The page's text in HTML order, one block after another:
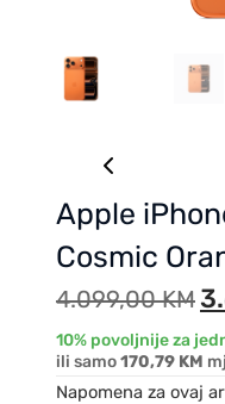
Apple
Cosmic
4.099,00KM
10% povoljnije za
ili samo170,79 KM
Napomena za ovaj